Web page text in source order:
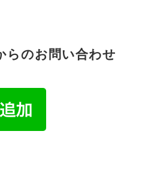
らのお問い合わせ